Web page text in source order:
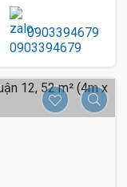
0903394679